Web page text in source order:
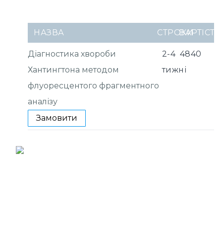
НАЗВА СТРОКИВАРТІСТЬ
Діагностика хвороби
Хантингтона методом
флуоресцентого фрагментного
аналізу
2-4
тижні
4840
Замовити